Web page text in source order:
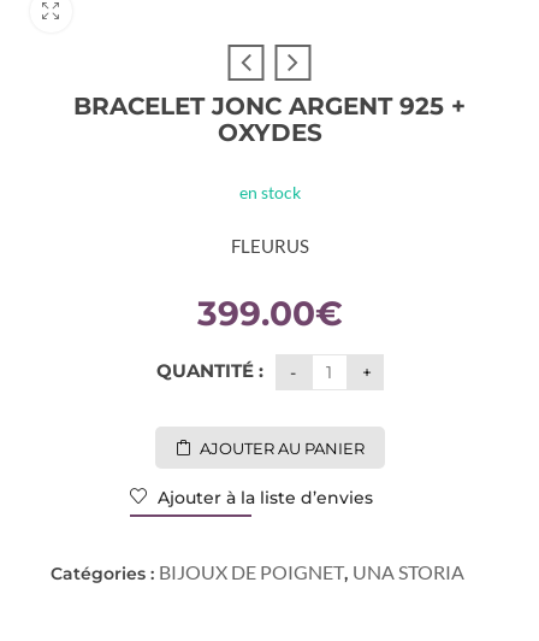
BRACELET JONC ARGENT 925 +
OXYDES
en stock
FLEURUS
399.00€
QUANTITÉ :
AJOUTER AU PANIER
Ajouter à la liste d’envies
Catégories : BIJOUX DE POIGNET, UNA STORIA